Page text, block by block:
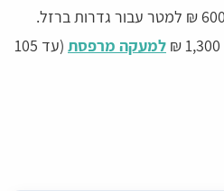
למעקה מרפסת
(עד 105